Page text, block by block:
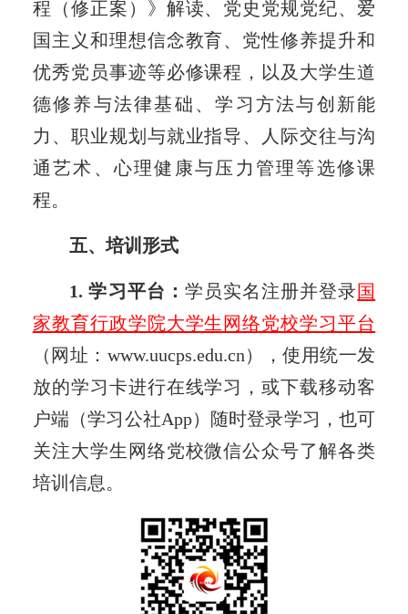
程（修正案）》解读、党史党规党纪、爱
国主义和理想信念教育、党性修养提升和
优秀党员事迹等必修课程，以及大学生道
德修养与法律基础、学习方法与创新能
力、职业规划与就业指导、人际交往与沟
通艺术、心理健康与压力管理等选修课
程。
五、培训形式
1. 学习平台： 学员实名注册并登录国
家教育行政学院大学生网络党校学习平台
（网址：www.uucps.edu.cn），使用统一发
放的学习卡进行在线学习，或下载移动客
户端（学习公社App）随时登录学习，也可
关注大学生网络党校微信公众号了解各类
培训信息。